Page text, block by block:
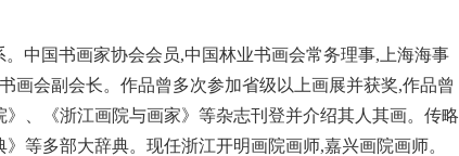
中国书画家协会会员,中国林业书画会常务理事,上海海事
画会副会长。作品曾多次参加省级以上画展并获奖,作品曾
、《浙江画院与画家》等杂志刊登并介绍其人其画。传略
等多部大辞典。现任浙江开明画院画师,嘉兴画院画师。